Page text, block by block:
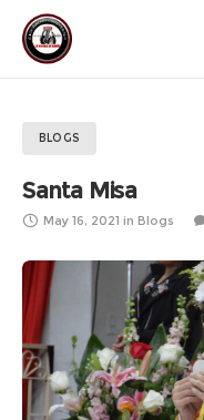
BLOGS
Santa Misa
May 16, 2021 in Blogs